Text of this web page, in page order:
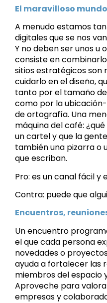
El maravilloso
A menudo estamos
digitales que se nos
Y no deben ser unos
consiste en
sitios estratégicos son
cuidarlo en el diseño,
tanto por el tamaño
como por la
de ortografía. Una
máquina del café:
un cartel y que la
también una pizarra o
que escriban.
Pro: es un canal fácil y
Contra: puede que
Encuentros,
Un encuentro
el que cada persona
novedades o
ayuda a fortalecer las
miembros del espacio
Aproveche para
empresas y